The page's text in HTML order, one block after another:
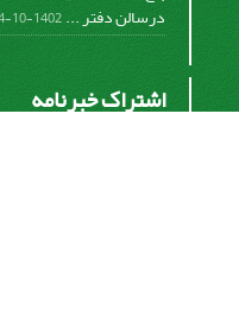
درسالن دفتر ...1402-10-14
اشتراک خبرنامه